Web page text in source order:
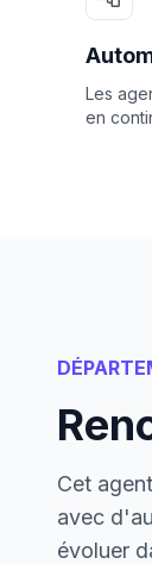
Les
en
Cet
avec
évoluer